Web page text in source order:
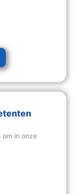
in onze